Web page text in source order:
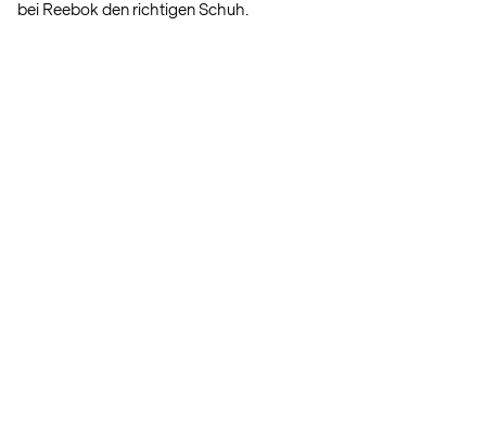
bei Reebok den richtigen Schuh.